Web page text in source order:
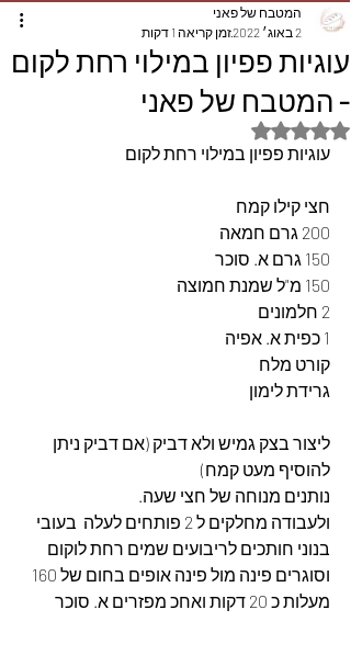
עוגיות פפיון במילוי רחת לקום
- המטבח של פאני
המטבח של פאני
2 באוג׳ 2022
זמן קריאה 1 דקות
דירוג של NaN מתוך 5 כוכבים
עוגיות פפיון במילוי רחת לקום
חצי קילו קמח
200 גרם חמאה
150 גרם א. סוכר
150 מ"ל שמנת חמוצה
2 חלמונים
1 כפית א. אפיה
קורט מלח
גרידת לימון
ליצור בצק גמיש ולא דביק (אם דביק ניתן
להוסיף מעט קמח)
נותנים מנוחה של חצי שעה.
ולעבודה מחלקים ל 2 פותחים לעלה  בעובי
בנוני חותכים לריבועים שמים רחת לוקום
מעלות כ 20 דקות ואחכ מפזרים א. סוכר